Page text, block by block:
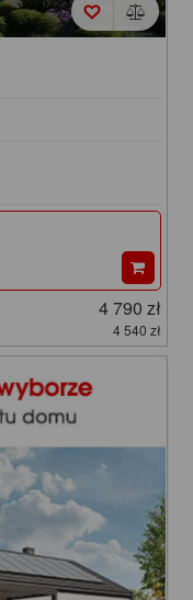
4 790 zł
4 540 zł